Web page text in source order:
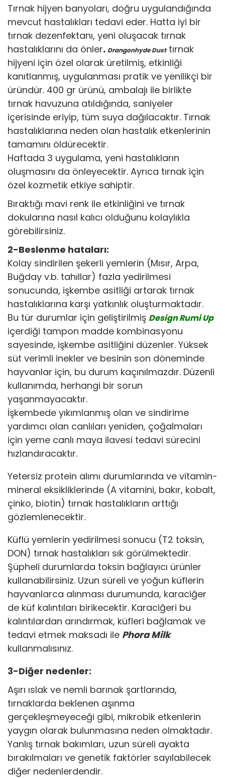
Tırnak hijyen banyoları, doğru uygulandığında
mevcut hastalıkları tedavi eder. Hatta iyi bir
tırnak dezenfektanı, yeni oluşacak tırnak
hastalıklarını da önler. Drangonhyde Dust tırnak
hijyeni için özel olarak üretilmiş, etkinliği
kanıtlanmış, uygulanması pratik ve yenilikçi bir
üründür. 400 gr ürünü, ambalajı ile birlikte
tırnak havuzuna atıldığında, saniyeler
içerisinde eriyip, tüm suya dağılacaktır. Tırnak
hastalıklarına neden olan hastalık etkenlerinin
tamamını öldürecektir.
Haftada 3 uygulama, yeni hastalıkların
oluşmasını da önleyecektir. Ayrıca tırnak için
özel kozmetik etkiye sahiptir.
Bıraktığı mavi renk ile etkinliğini ve tırnak
dokularına nasıl kalıcı olduğunu kolaylıkla
görebilirsiniz.
2-Beslenme hataları:
Kolay sindirilen şekerli yemlerin (Mısır, Arpa,
Buğday v.b. tahıllar) fazla yedirilmesi
sonucunda, işkembe asitliği artarak tırnak
hastalıklarına karşı yatkınlık oluşturmaktadır.
Bu tür durumlar için geliştirilmiş Design Rumi Up
içerdiği tampon madde kombinasyonu
sayesinde, işkembe asitliğini düzenler. Yüksek
süt verimli inekler ve besinin son döneminde
hayvanlar için, bu durum kaçınılmazdır. Düzenli
kullanımda, herhangi bir sorun
yaşanmayacaktır.
İşkembede yıkımlanmış olan ve sindirime
yardımcı olan canlıları yeniden, çoğalmaları
için yeme canlı maya ilavesi tedavi sürecini
hızlandıracaktır.
Yetersiz protein alımı durumlarında ve vitamin-
mineral eksikliklerinde (A vitamini, bakır, kobalt,
çinko, biotin) tırnak hastalıkların arttığı
gözlemlenecektir.
Küflü yemlerin yedirilmesi sonucu (T2 toksin,
DON) tırnak hastalıkları sık görülmektedir.
Şüpheli durumlarda toksin bağlayıcı ürünler
kullanabilirsiniz. Uzun süreli ve yoğun küflerin
hayvanlarca alınması durumunda, karaciğer
de küf kalıntıları birikecektir. Karaciğeri bu
kalıntılardan arındırmak, küfleri bağlamak ve
tedavi etmek maksadı ile Phora Milk
kullanmalısınız.
3-Diğer nedenler:
Aşırı ıslak ve nemli barınak şartlarında,
tırnaklarda beklenen aşınma
gerçekleşmeyeceği gibi, mikrobik etkenlerin
yaygın olarak bulunmasına neden olmaktadır.
Yanlış tırnak bakımları, uzun süreli ayakta
bırakılmaları ve genetik faktörler sayılabilecek
diğer nedenlerdendir.